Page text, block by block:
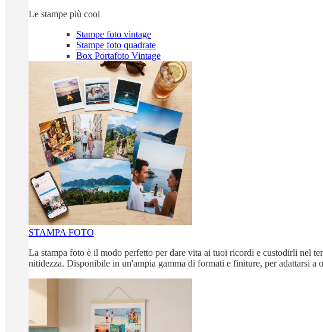
Le stampe più cool
Stampe foto vintage
Stampe foto quadrate
Box Portafoto Vintage
STAMPA FOTO
La stampa foto è il modo perfetto per dare vita ai tuoi ricordi e custodirli nel
nitidezza. Disponibile in un'ampia gamma di formati e finiture, per adattarsi a